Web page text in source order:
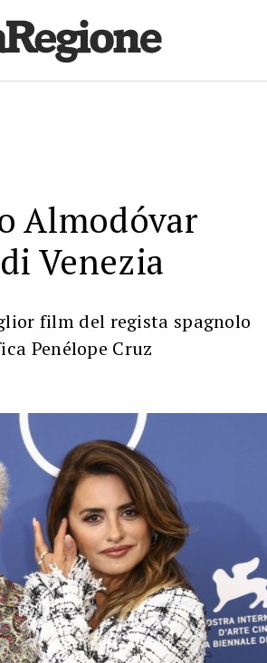
Almodóvar
Venezia
film del regista spagnolo
Penélope Cruz